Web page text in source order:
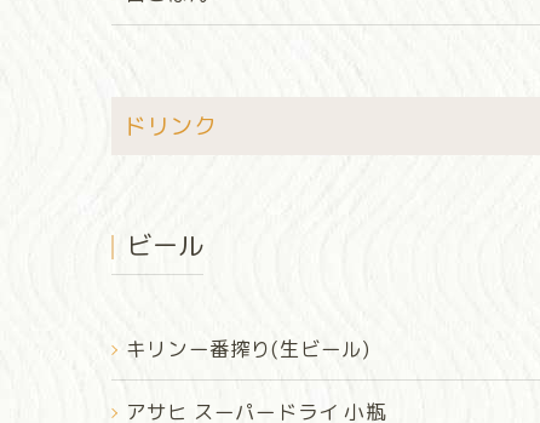
ドリンク
ビール
キリンー番搾り(生ビール)
アサヒ スーパードライ 小瓶